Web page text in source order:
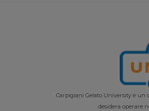
Carpigiani Gelato University è un
desidera operare